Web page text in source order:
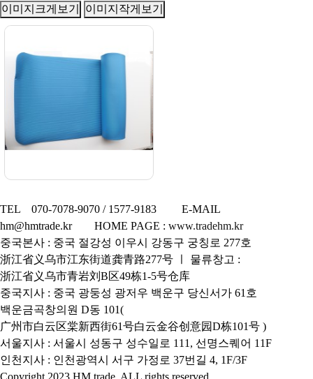
이미지크게보기 이미지작게보기
TEL 070-7078-9070 / 1577-9183 E-MAIL
hm@hmtrade.kr HOME PAGE : www.tradehm.kr
중국본사 : 중국 절강성 이우시 강동구 궁칭로 277호
浙江省义乌市江东街道龚青路277号 ㅣ 물류창고 :
浙江省义乌市青岩刘B区49栋1-5号仓库
중국지사 : 중국 광둥성 광저우 백운구 당신서가 61호
백운금곡창의원 D동 101(
广州市白云区棠新西街61号白云金谷创意园D栋101号 )
서울지사 : 서울시 성동구 성수일로 111, 선명스퀘어 11F
인천지사 : 인천광역시 서구 가정로 37번길 4, 1F/3F
Copyright 2023 HM trade. ALL rights reserved.